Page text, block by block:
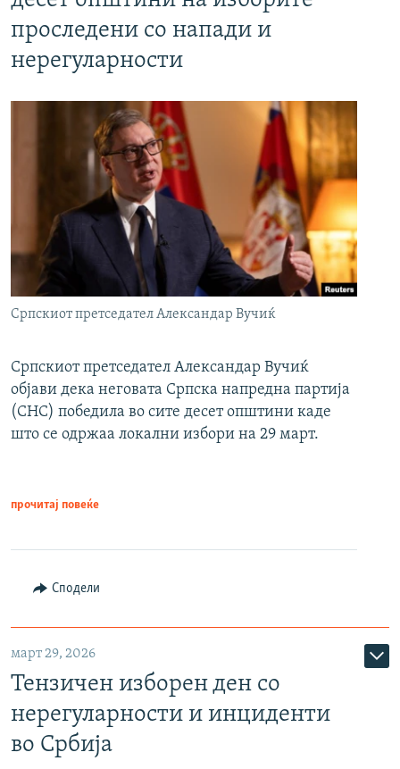
проследени со напади и
нерегуларности
Српскиот претседател Александар Вучиќ
Српскиот претседател Александар Вучиќ
објави дека неговата Српска напредна партија
(СНС) победила во сите десет општини каде
што се одржаа локални избори на 29 март.
прочитај повеќе
Сподели
март 29, 2026
Тензичен изборен ден со
нерегуларности и инциденти
во Србија